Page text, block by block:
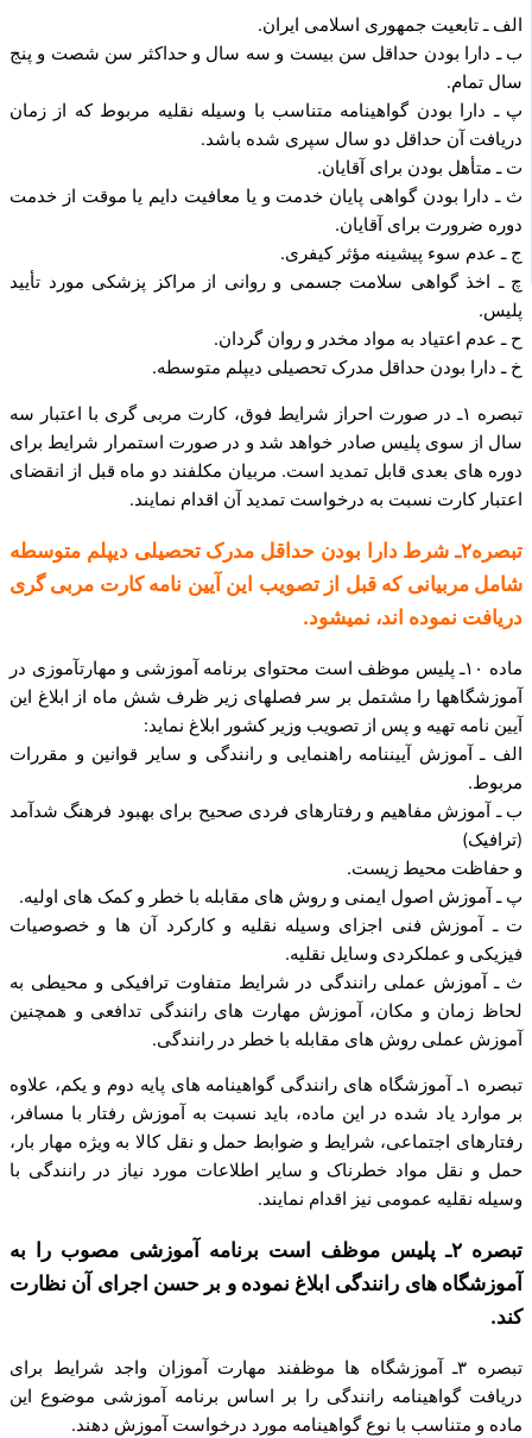
الف ـ تابعیت جمهوری اسلامی ایران.
ب ـ دارا بودن حداقل سن بیست و سه سال و حداکثر سن شصت و پنج
سال تمام.
پ ـ دارا بودن گواهینامه متناسب با وسیله نقلیه مربوط که از زمان
دریافت آن حداقل دو سال سپری شده باشد.
ت ـ متأهل بودن برای آقایان.
ث ـ دارا بودن گواهی پایان خدمت و یا معافیت دایم یا موقت از خدمت
دوره ضرورت برای آقایان.
ج ـ عدم سوء پیشینه مؤثر کیفری.
چ ـ اخذ گواهی سلامت جسمی و روانی از مراکز پزشکی مورد تأیید
پلیس.
ح ـ عدم اعتیاد به مواد مخدر و روان گردان.
خ ـ دارا بودن حداقل مدرک تحصیلی دیپلم متوسطه.
تبصره ۱ـ در صورت احراز شرایط فوق، کارت مربی گری با اعتبار سه
سال از سوی پلیس صادر خواهد شد و در صورت استمرار شرایط برای
دوره های بعدی قابل تمدید است. مربیان مکلفند دو ماه قبل از انقضای
اعتبار کارت نسبت به درخواست تمدید آن اقدام نمایند.
تبصره۲ـ شرط دارا بودن حداقل مدرک تحصیلی دیپلم متوسطه
شامل مربیانی که قبل از تصویب این آیین ­نامه کارت مربی گری
دریافت نموده ­اند، نمی­شود.
ماده ۱۰ـ پلیس موظف است محتوای برنامه آموزشی و مهارت­آموزی در
آموزشگاه­ها را مشتمل بر سر فصل­های زیر ظرف شش ماه از ابلاغ این
آیین نامه تهیه و پس از تصویب وزیر کشور ابلاغ نماید:
الف ـ آموزش آیین­نامه راهنمایی و رانندگی و سایر قوانین و مقررات
مربوط.
ب ـ آموزش مفاهیم و رفتارهای فردی صحیح برای بهبود فرهنگ شدآمد
(ترافیک)
و حفاظت محیط زیست.
پ ـ آموزش اصول ایمنی و روش های مقابله با خطر و کمک های اولیه.
ت ـ آموزش فنی اجزای وسیله نقلیه و کارکرد آن ها و خصوصیات
فیزیکی و عملکردی وسایل نقلیه.
ث ـ آموزش عملی رانندگی در شرایط متفاوت ترافیکی و محیطی به
لحاظ زمان و مکان، آموزش مهارت های رانندگی تدافعی و همچنین
آموزش عملی روش های مقابله با خطر در رانندگی.
تبصره ۱ـ آموزشگاه های رانندگی گواهینامه های پایه دوم و یکم، علاوه
بر موارد یاد شده در این ماده، باید نسبت به آموزش رفتار با مسافر،
رفتارهای اجتماعی، شرایط و ضوابط حمل و نقل کالا به ویژه مهار بار،
حمل و نقل مواد خطرناک و سایر اطلاعات مورد نیاز در رانندگی با
وسیله نقلیه عمومی نیز اقدام نمایند.
تبصره ۲ـ پلیس موظف است برنامه آموزشی مصوب را به
آموزشگاه های رانندگی ابلاغ نموده و بر حسن اجرای آن نظارت
کند.
تبصره ۳ـ آموزشگاه ها موظفند مهارت آموزان واجد شرایط برای
دریافت گواهینامه رانندگی را بر اساس برنامه آموزشی موضوع این
ماده و متناسب با نوع گواهینامه مورد درخواست آموزش دهند.